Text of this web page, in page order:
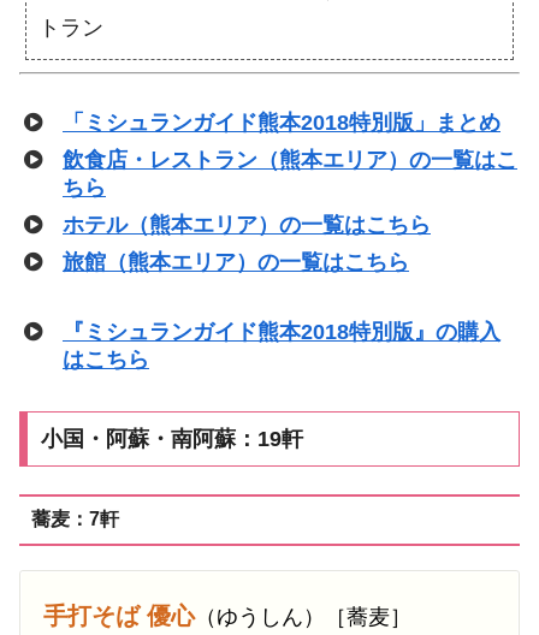
トラン
「ミシュランガイド熊本2018特別版」まとめ
飲食店・レストラン（熊本エリア）の一覧はこ
ちら
ホテル（熊本エリア）の一覧はこちら
旅館（熊本エリア）の一覧はこちら
『ミシュランガイド熊本2018特別版』の購入
はこちら
小国・阿蘇・南阿蘇：19軒
蕎麦：7軒
手打そば 優心（ゆうしん）［蕎麦］